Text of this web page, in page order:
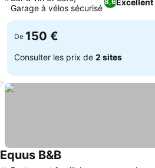
Garage à vélos sécurisé
De 150 €
Consulter les prix de 2 sites
Equus B&B